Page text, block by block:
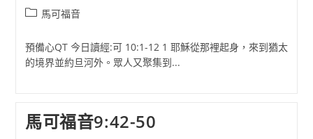
Post馬可福音
預備心QT 今日讀經:可 10:1-12 1 耶穌從那裡起身，來到猶太
的境界並約旦河外。眾人又聚集到...
馬可福音9:42-50